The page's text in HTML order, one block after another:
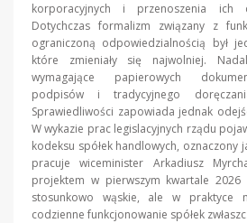
korporacyjnych i przenoszenia ich
Dotychczas formalizm związany z
ograniczoną odpowiedzialnością był
które zmieniały się najwolniej.
wymagające papierowych
podpisów i tradycyjnego
Sprawiedliwości zapowiada jednak
W wykazie prac legislacyjnych rządu
kodeksu spółek handlowych, oznaczony
pracuje wiceminister Arkadiusz
projektem w pierwszym kwartale
stosunkowo wąskie, ale w praktyce
codzienne funkcjonowanie spółek